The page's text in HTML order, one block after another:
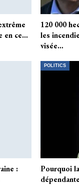
en ce…
120 000
les
visée…
:
POLITICS
Pourquoi